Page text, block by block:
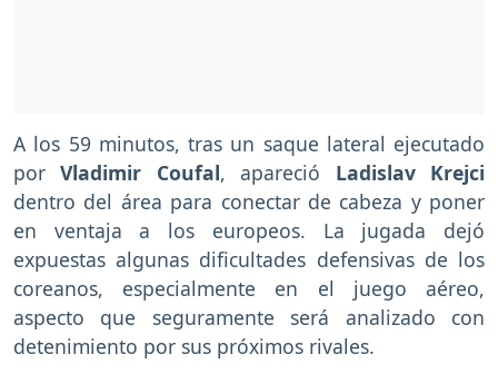
A los 59 minutos, tras un saque lateral ejecutado
por Vladimir Coufal, apareció Ladislav Krejci
dentro del área para conectar de cabeza y poner
en ventaja a los europeos. La jugada dejó
expuestas algunas dificultades defensivas de los
coreanos, especialmente en el juego aéreo,
aspecto que seguramente será analizado con
detenimiento por sus próximos rivales.